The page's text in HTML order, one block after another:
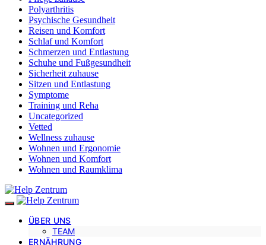
Polyarthritis
Psychische Gesundheit
Reisen und Komfort
Schlaf und Komfort
Schmerzen und Entlastung
Schuhe und Fußgesundheit
Sicherheit zuhause
Sitzen und Entlastung
Symptome
Training und Reha
Uncategorized
Vetted
Wellness zuhause
Wohnen und Ergonomie
Wohnen und Komfort
Wohnen und Raumklima
ÜBER UNS
TEAM
ERNÄHRUNG